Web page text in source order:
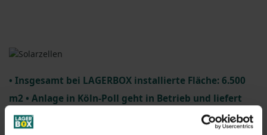
• Insgesamt bei LAGERBOX installierte Fläche: 6.500
m2 • Anlage in Köln-Poll geht in Betrieb und liefert
Strom ins öffentliche Netz • Photovoltaik-Anlagen